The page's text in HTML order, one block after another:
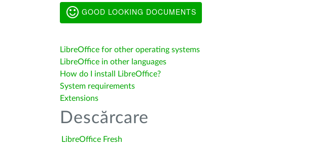
GOOD LOOKING DOCUMENTS
LibreOffice for other operating systems
LibreOffice in other languages
How do I install LibreOffice?
System requirements
Extensions
Descărcare
LibreOffice Fresh